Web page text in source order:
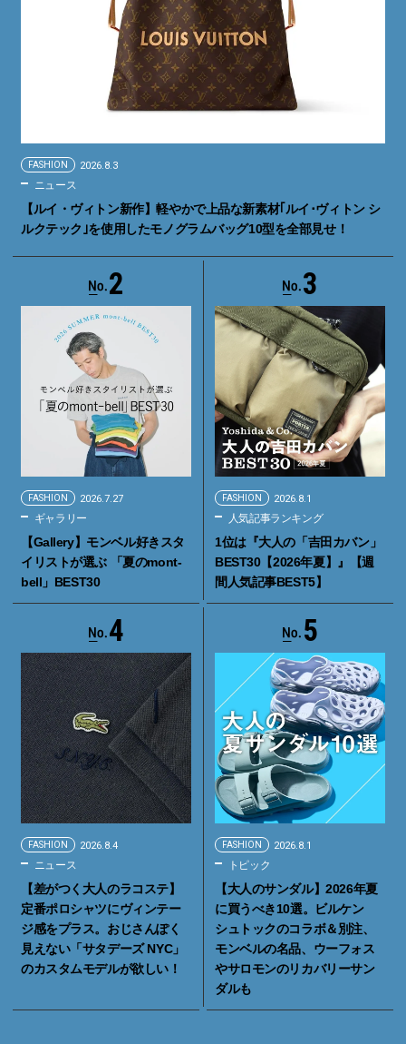
FASHION 2026.8.3
ニュース
【ルイ・ヴィトン新作】軽やかで上品な新素材｢ルイ･ヴィトン シ
ルクテック｣を使用したモノグラムバッグ10型を全部見せ！
2
FASHION 2026.7.27
ギャラリー
【Gallery】モンベル好きスタ
イリストが選ぶ 「夏のmont-
bell」BEST30
3
FASHION 2026.8.1
人気記事ランキング
1位は『大人の「吉田カバン」
BEST30【2026年夏】』【週
間人気記事BEST5】
4
FASHION 2026.8.4
ニュース
【差がつく大人のラコステ】
定番ポロシャツにヴィンテー
ジ感をプラス。おじさんぽく
見えない「サタデーズ NYC」
のカスタムモデルが欲しい！
5
FASHION 2026.8.1
トピック
【大人のサンダル】2026年夏
に買うべき10選。ビルケン
シュトックのコラボ＆別注、
モンベルの名品、ウーフォス
やサロモンのリカバリーサン
ダルも